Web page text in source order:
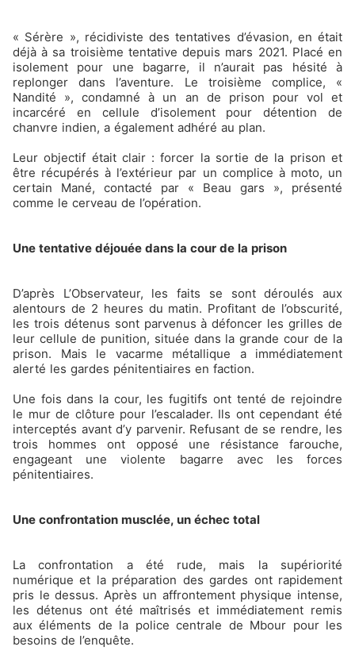
« Sérère », récidiviste des tentatives d’évasion, en était
déjà à sa troisième tentative depuis mars 2021. Placé en
isolement pour une bagarre, il n’aurait pas hésité à
replonger dans l’aventure. Le troisième complice, «
Nandité », condamné à un an de prison pour vol et
incarcéré en cellule d’isolement pour détention de
chanvre indien, a également adhéré au plan.
Leur objectif était clair : forcer la sortie de la prison et
être récupérés à l’extérieur par un complice à moto, un
certain Mané, contacté par « Beau gars », présenté
comme le cerveau de l’opération.
Une tentative déjouée dans la cour de la prison
D’après L’Observateur, les faits se sont déroulés aux
alentours de 2 heures du matin. Profitant de l’obscurité,
les trois détenus sont parvenus à défoncer les grilles de
leur cellule de punition, située dans la grande cour de la
prison. Mais le vacarme métallique a immédiatement
alerté les gardes pénitentiaires en faction.
Une fois dans la cour, les fugitifs ont tenté de rejoindre
le mur de clôture pour l’escalader. Ils ont cependant été
interceptés avant d’y parvenir. Refusant de se rendre, les
trois hommes ont opposé une résistance farouche,
engageant une violente bagarre avec les forces
pénitentiaires.
Une confrontation musclée, un échec total
La confrontation a été rude, mais la supériorité
numérique et la préparation des gardes ont rapidement
pris le dessus. Après un affrontement physique intense,
les détenus ont été maîtrisés et immédiatement remis
aux éléments de la police centrale de Mbour pour les
besoins de l’enquête.